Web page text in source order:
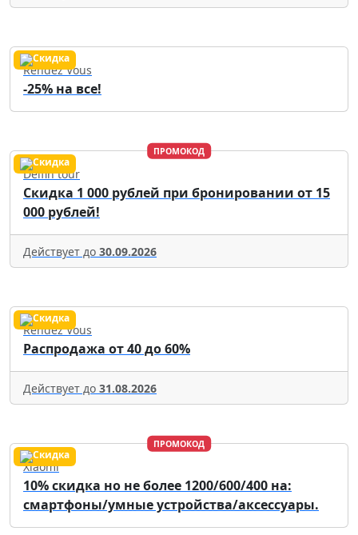
Rendez Vous
-25% на все!
ПРОМОКОД
Delfin tour
Скидка 1 000 рублей при бронировании от 15
000 рублей!
Действует до 30.09.2026
Rendez Vous
Распродажа от 40 до 60%
Действует до 31.08.2026
ПРОМОКОД
Xiaomi
10% скидка но не более 1200/600/400 на:
смартфоны/умные устройства/аксессуары.